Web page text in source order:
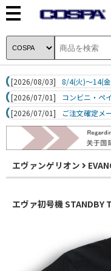
[2026/08/03]
8/4(火)～14(
[2026/07/01]
コンビニ・ペ
[2026/07/01]
ご注文確定メ
エヴァンゲリオン
エヴァ初号機 STANDBY